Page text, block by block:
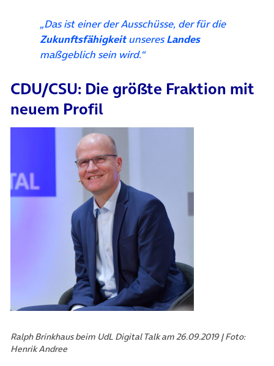
„Das ist einer der Ausschüsse, der für die
ZukunftsfähigkeitunseresLandes
maßgeblich sein wird.“
CDU/CSU: Die größte Fraktion mit
neuem Profil
Ralph Brinkhaus beim UdL Digital Talk am 26.09.2019 | Foto:
Henrik Andree